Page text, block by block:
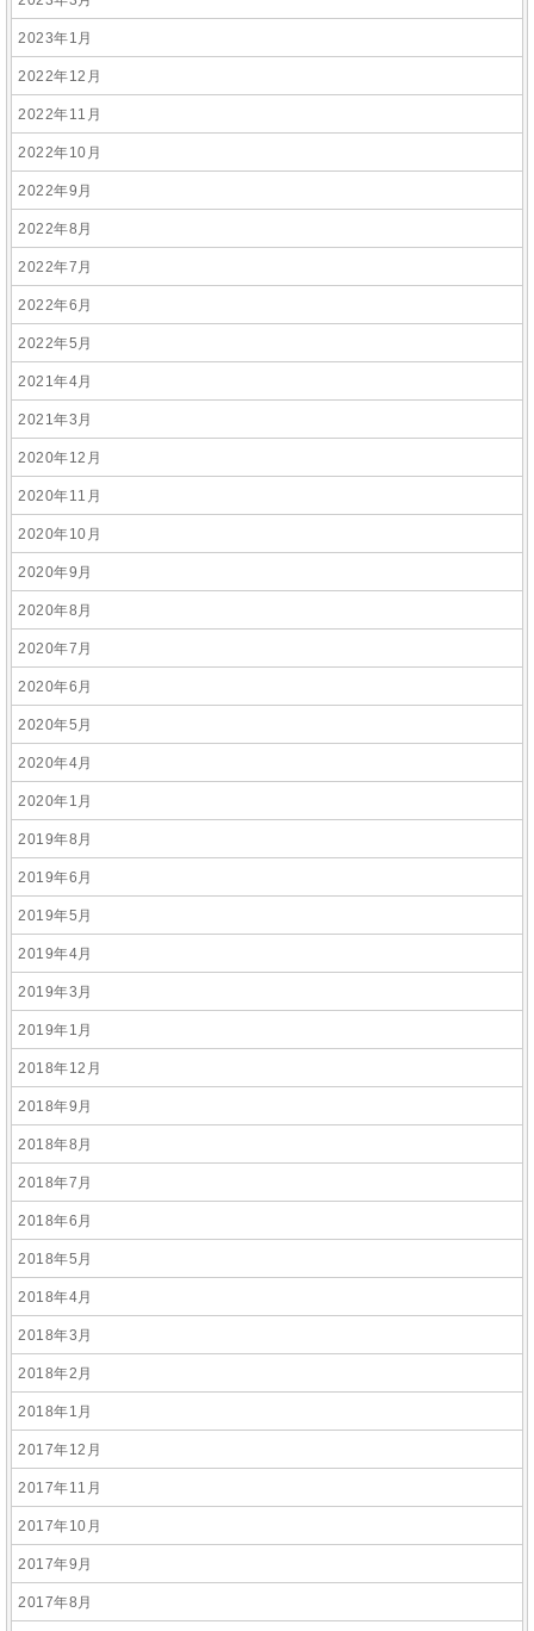
2023年1月
2022年12月
2022年11月
2022年10月
2022年9月
2022年8月
2022年7月
2022年6月
2022年5月
2021年4月
2021年3月
2020年12月
2020年11月
2020年10月
2020年9月
2020年8月
2020年7月
2020年6月
2020年5月
2020年4月
2020年1月
2019年8月
2019年6月
2019年5月
2019年4月
2019年3月
2019年1月
2018年12月
2018年9月
2018年8月
2018年7月
2018年6月
2018年5月
2018年4月
2018年3月
2018年2月
2018年1月
2017年12月
2017年11月
2017年10月
2017年9月
2017年8月